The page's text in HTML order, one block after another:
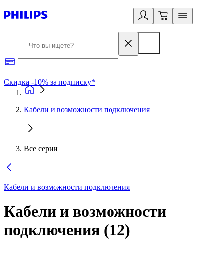
Скидка -10% за подписку*
Кабели и возможности подключения
Все серии
Кабели и возможности подключения
Кабели и возможности
подключения (12)